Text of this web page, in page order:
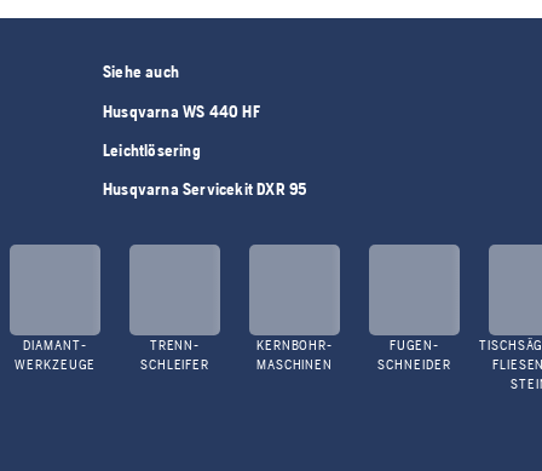
Siehe auch
Husqvarna WS 440 HF
Leichtlösering
Husqvarna Servicekit DXR 95
DIAMANT-
WERKZEUGE
TRENN-
SCHLEIFER
KERNBOHR-
MASCHINEN
FUGEN-
SCHNEIDER